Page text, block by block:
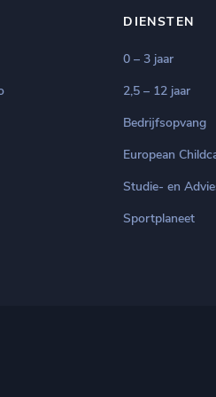
DIENSTEN
0 – 3 jaar
2,5 – 12 jaar
Bedrijfsopvang
European
Studie- en
Sportplaneet